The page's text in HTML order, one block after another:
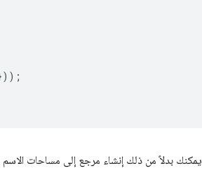
يمكنك بدلاً من ذلك إنشاء مرجع إلى مساحات